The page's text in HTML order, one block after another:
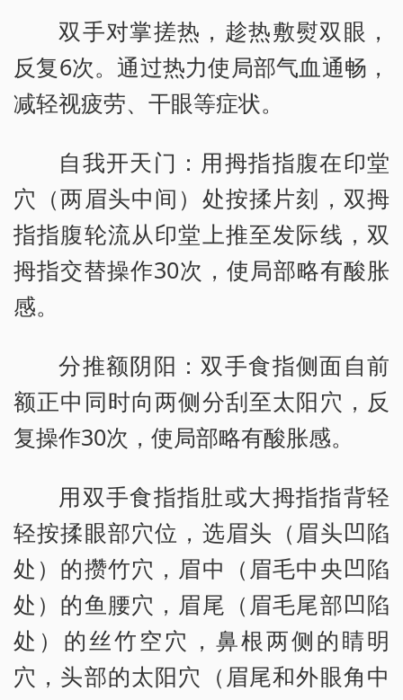
双手对掌搓热，趁热敷熨双眼，
反复6次。通过热力使局部气血通畅，
减轻视疲劳、干眼等症状。
自我开天门：用拇指指腹在印堂
穴（两眉头中间）处按揉片刻，双拇
指指腹轮流从印堂上推至发际线，双
拇指交替操作30次，使局部略有酸胀
感。
分推额阴阳：双手食指侧面自前
额正中同时向两侧分刮至太阳穴，反
复操作30次，使局部略有酸胀感。
用双手食指指肚或大拇指指背轻
轻按揉眼部穴位，选眉头（眉头凹陷
处）的攒竹穴，眉中（眉毛中央凹陷
处）的鱼腰穴，眉尾（眉毛尾部凹陷
处）的丝竹空穴，鼻根两侧的睛明
穴，头部的太阳穴（眉尾和外眼角中